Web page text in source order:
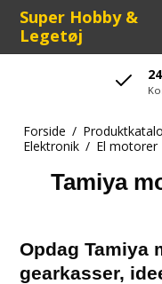
Super Hobby &
Legetøj
Forside /
Elektronik / El motorer
Tamiya
Opdag Tamiya
gearkasser,